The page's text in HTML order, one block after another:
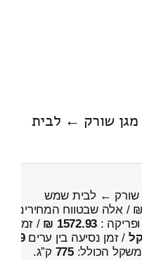
מגן שורק ← לבית
שורק ← לבית שמש
₪ / אלה שבטווח המחירים
:
1572.93 ₪ / זמן :
/ זמן נסיעה בין ערים29 דקות
הכולל:775 ק”ג.